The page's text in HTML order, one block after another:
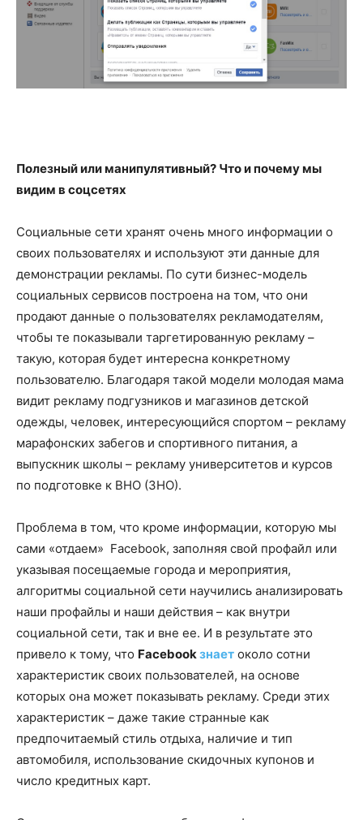
Полезный или манипулятивный? Что и почему мы
видим в соцсетях
Социальные сети хранят очень много информации о
своих пользователях и используют эти данные для
демонстрации рекламы. По сути бизнес-модель
социальных сервисов построена на том, что они
продают данные о пользователях рекламодателям,
чтобы те показывали таргетированную рекламу –
такую, которая будет интересна конкретному
пользователю. Благодаря такой модели молодая мама
видит рекламу подгузников и магазинов детской
одежды, человек, интересующийся спортом – рекламу
марафонских забегов и спортивного питания, а
выпускник школы – рекламу университетов и курсов
по подготовке к ВНО (ЗНО).
Проблема в том, что кроме информации, которую мы
сами «отдаем» Facebook, заполняя свой профайл или
указывая посещаемые города и мероприятия,
алгоритмы социальной сети научились анализировать
наши профайлы и наши действия – как внутри
социальной сети, так и вне ее. И в результате это
привело к тому, что Facebook знает около сотни
характеристик своих пользователей, на основе
которых она может показывать рекламу. Среди этих
характеристик – даже такие странные как
предпочитаемый стиль отдыха, наличие и тип
автомобиля, использование скидочных купонов и
число кредитных карт.